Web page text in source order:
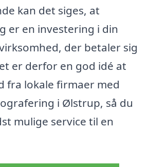
kan det siges, at
er en investering i din
der betaler sig
er derfor en god idé at
fra lokale firmaer med
i Ølstrup, så du
mulige service til en